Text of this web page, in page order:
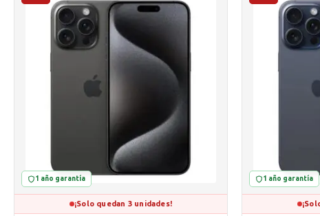
1 año garantía
¡Solo quedan 3 unidades!
1 año garantía